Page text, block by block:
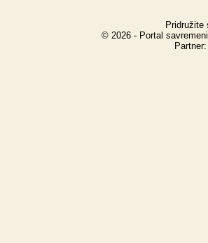
© 2026 - Portal